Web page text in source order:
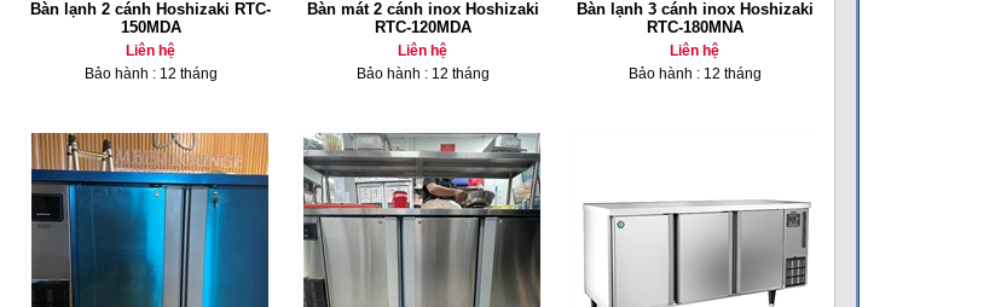
Bàn lạnh 2 cánh Hoshizaki RTC-
150MDA
Liên hệ
Bảo hành : 12 tháng
Bàn mát 2 cánh inox Hoshizaki
RTC-120MDA
Liên hệ
Bảo hành : 12 tháng
Bàn lạnh 3 cánh inox Hoshizaki
RTC-180MNA
Liên hệ
Bảo hành : 12 tháng